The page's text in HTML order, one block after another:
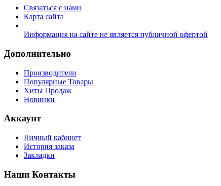
Связаться с нами
Карта сайта
Информация на сайте не является публичной офертой
Дополнительно
Производители
Популярные Товары
Хиты Продаж
Новинки
Аккаунт
Личный кабинет
История заказа
Закладки
Наши Контакты